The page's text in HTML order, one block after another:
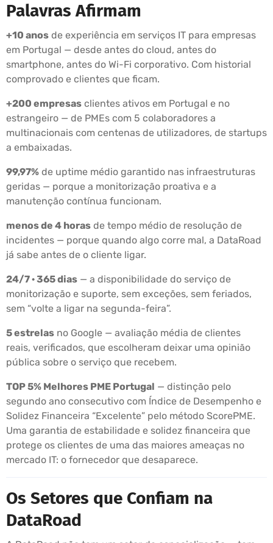
Palavras Afirmam
+10 anos de experiência em serviços IT para empresas
em Portugal — desde antes do cloud, antes do
smartphone, antes do Wi-Fi corporativo. Com historial
comprovado e clientes que ficam.
+200 empresas clientes ativos em Portugal e no
estrangeiro — de PMEs com 5 colaboradores a
multinacionais com centenas de utilizadores, de startups
a embaixadas.
99,97% de uptime médio garantido nas infraestruturas
geridas — porque a monitorização proativa e a
manutenção contínua funcionam.
menos de 4 horas de tempo médio de resolução de
incidentes — porque quando algo corre mal, a DataRoad
já sabe antes de o cliente ligar.
24/7 · 365 dias — a disponibilidade do serviço de
monitorização e suporte, sem exceções, sem feriados,
sem “volte a ligar na segunda-feira”.
5 estrelas no Google — avaliação média de clientes
reais, verificados, que escolheram deixar uma opinião
pública sobre o serviço que recebem.
TOP 5% Melhores PME Portugal — distinção pelo
segundo ano consecutivo com Índice de Desempenho e
Solidez Financeira “Excelente” pelo método ScorePME.
Uma garantia de estabilidade e solidez financeira que
protege os clientes de uma das maiores ameaças no
mercado IT: o fornecedor que desaparece.
Os Setores que Confiam na
DataRoad